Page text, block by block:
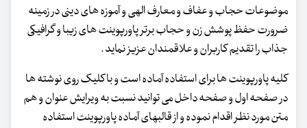
موضوعات حجاب و عفاف و معارف الهی و آموزه های دینی در زمینه
ضرورت حفظ پوشش زن و حجاب برتر پاورپوینت های زیبا و گرافیکی
جذاب را تقدیم کاربران و علاقمندان عزیز نماید .
کلیه پاورپوینت ها برای استفاده آماده است و با کلیک روی نوشته ها
در صفحه اول و صفحه داخل می توانید نسبت به ویرایش عنوان و هم
متن مورد نظر اقدام نموده و از قالبهای آماده پاورپوینت استفاده